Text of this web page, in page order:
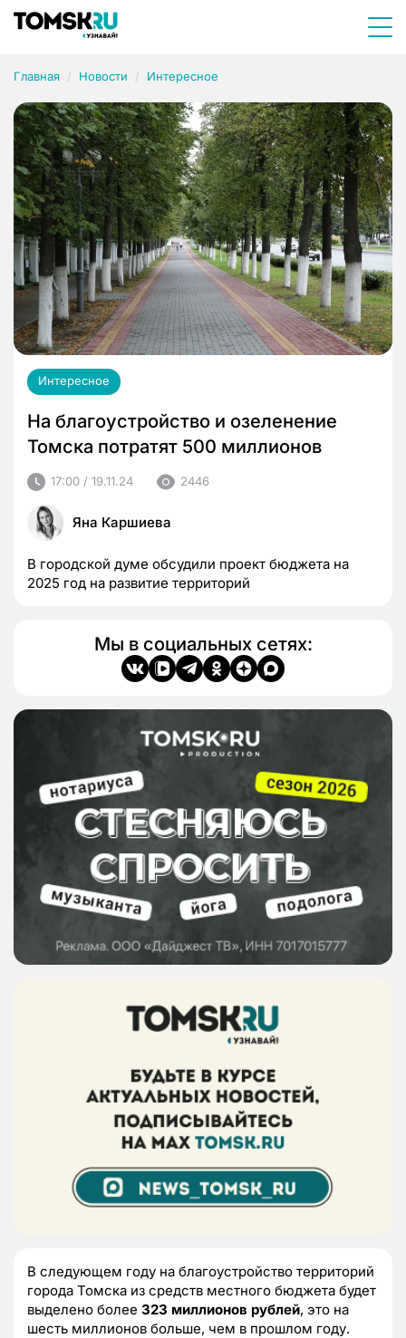
Главная Новости Интересное
Интересное
На благоустройство и озеленение
Томска потратят 500 миллионов
17:00 / 19.11.24 2446
Яна Каршиева
В городской думе обсудили проект бюджета на
2025 год на развитие территорий
Мы в социальных сетях:
В следующем году на благоустройство территорий
города Томска из средств местного бюджета будет
выделено более 323 миллионов рублей, это на
шесть миллионов больше, чем в прошлом году.